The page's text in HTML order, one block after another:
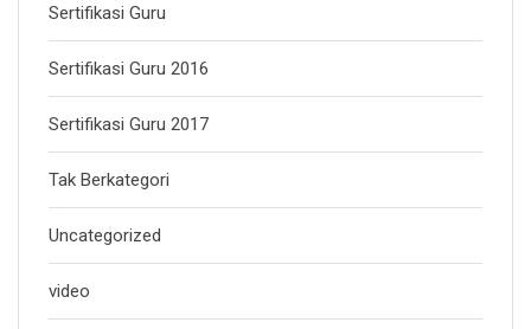
Sertifikasi Guru
Sertifikasi Guru 2016
Sertifikasi Guru 2017
Tak Berkategori
Uncategorized
video